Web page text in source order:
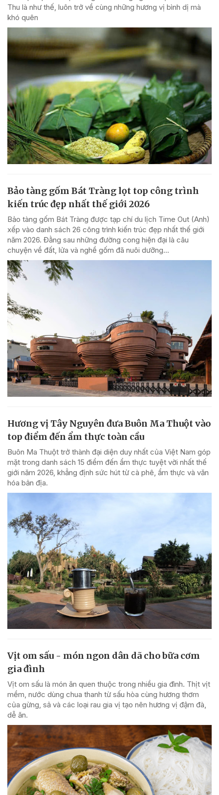
Thu là như thế, luôn trở về cùng những hương vị bình dị mà
khó quên
Bảo tàng gốm Bát Tràng lọt top công trình
kiến trúc đẹp nhất thế giới 2026
Bảo tàng gốm Bát Tràng được tạp chí du lịch Time Out (Anh)
xếp vào danh sách 26 công trình kiến trúc đẹp nhất thế giới
năm 2026. Đằng sau những đường cong hiện đại là câu
chuyện về đất, lửa và nghề gốm đã nuôi dưỡng...
Hương vị Tây Nguyên đưa Buôn Ma Thuột vào
top điểm đến ẩm thực toàn cầu
Buôn Ma Thuột trở thành đại diện duy nhất của Việt Nam góp
mặt trong danh sách 15 điểm đến ẩm thực tuyệt vời nhất thế
giới năm 2026, khẳng định sức hút từ cà phê, ẩm thực và văn
hóa bản địa.
Vịt om sấu - món ngon dân dã cho bữa cơm
gia đình
Vịt om sấu là món ăn quen thuộc trong nhiều gia đình. Thịt vịt
mềm, nước dùng chua thanh từ sấu hòa cùng hương thơm
của gừng, sả và các loại rau gia vị tạo nên hương vị đậm đà,
dễ ăn.